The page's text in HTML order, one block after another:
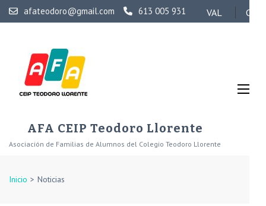
Saltar
al
(presiona
tecla
afateodoro@gmail.com 613 005 931
AFA CEIP Teodoro Llorente
Asociación de Familias de Alumnos del Colegio Teodoro Llorente
Inicio > Noticias
VAL CAS